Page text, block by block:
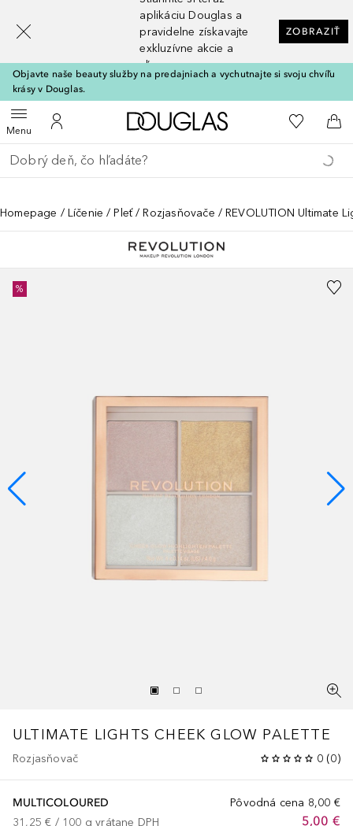
aplikáciu Douglas a
pravidelne získavajte
exkluzívne akcie a
zľavy
ZOBRAZIŤ
Objavte naše beauty služby na predajniach a vychutnajte si svoju chvíľu
krásy v Douglas.
MenuOtvoriť menuDo môjho účtu
Domov Do môjho
Do
Choď späť
Vykonajte vyhľadávanie
Homepage Líčenie Pleť Rozjasňovače REVOLUTION Ultimate
%
ULTIMATE LIGHTS CHEEK GLOW PALETTE
Rozjasňovač 0 (0)
Pôvodná cena 8,00 €
5,00 €
MULTICOLOURED
31,25 € / 100 g vrátane DPH
[navigation.slideout.screenreader]